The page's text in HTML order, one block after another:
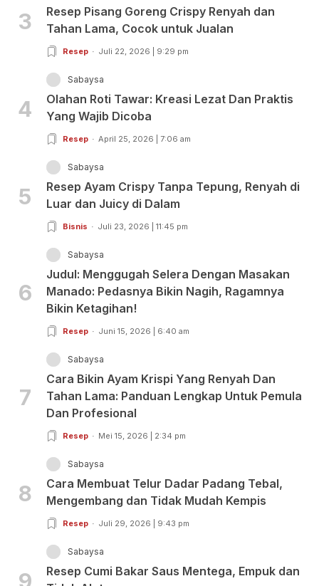
3
Resep Pisang Goreng Crispy Renyah dan
Tahan Lama, Cocok untuk Jualan
Resep Juli 22, 2026 | 9:29 pm
4
Sabaysa
Olahan Roti Tawar: Kreasi Lezat Dan Praktis
Yang Wajib Dicoba
Resep April 25, 2026 | 7:06 am
5
Sabaysa
Resep Ayam Crispy Tanpa Tepung, Renyah di
Luar dan Juicy di Dalam
Bisnis Juli 23, 2026 | 11:45 pm
6
Sabaysa
Judul: Menggugah Selera Dengan Masakan
Manado: Pedasnya Bikin Nagih, Ragamnya
Bikin Ketagihan!
Resep Juni 15, 2026 | 6:40 am
7
Sabaysa
Cara Bikin Ayam Krispi Yang Renyah Dan
Tahan Lama: Panduan Lengkap Untuk Pemula
Dan Profesional
Resep Mei 15, 2026 | 2:34 pm
8
Sabaysa
Cara Membuat Telur Dadar Padang Tebal,
Mengembang dan Tidak Mudah Kempis
Resep Juli 29, 2026 | 9:43 pm
Sabaysa
Resep Cumi Bakar Saus Mentega, Empuk dan